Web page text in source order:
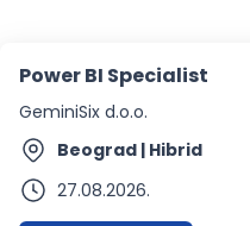
Power BI Specialist
GeminiSix d.o.o.
Beograd | Hibrid
27.08.2026.